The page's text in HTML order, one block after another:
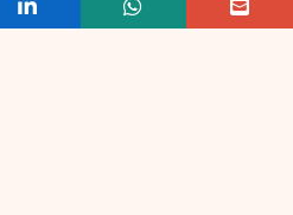
Holding AŞ